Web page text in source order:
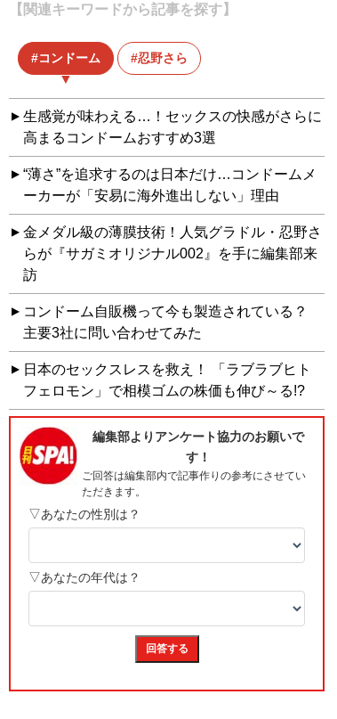
【関連キーワードから記事を探す】
コンドーム 忍野さら
生感覚が味わえる…！セックスの快感がさらに
高まるコンドームおすすめ3選
“薄さ”を追求するのは日本だけ…コンドームメ
ーカーが「安易に海外進出しない」理由
金メダル級の薄膜技術！人気グラドル・忍野さ
らが『サガミオリジナル002』を手に編集部来
訪
コンドーム自販機って今も製造されている？
主要3社に問い合わせてみた
日本のセックスレスを救え！ 「ラブラブヒト
フェロモン」で相模ゴムの株価も伸び～る!?